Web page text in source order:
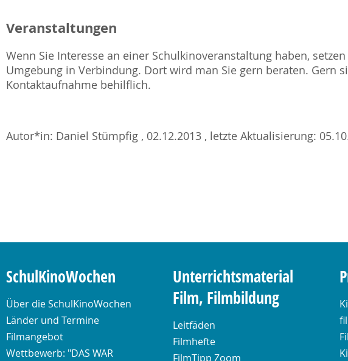
Veranstaltungen
Wenn Sie Interesse an einer Schulkinoveranstaltung haben,
Umgebung in Verbindung. Dort wird man Sie gern beraten. Gern
Kontaktaufnahme behilflich.
Autor*in: Daniel Stümpfig , 02.12.2013 , letzte Aktualisierung:
SchulKinoWochen
Über die SchulKinoWochen
Länder und Termine
Filmangebot
Wettbewerb: "DAS WAR
Unterrichtsmaterial
Film, Filmbildung
Leitfäden
Filmhefte
FilmTipp Zoom